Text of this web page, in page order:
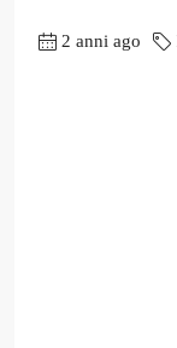
2 anni ago